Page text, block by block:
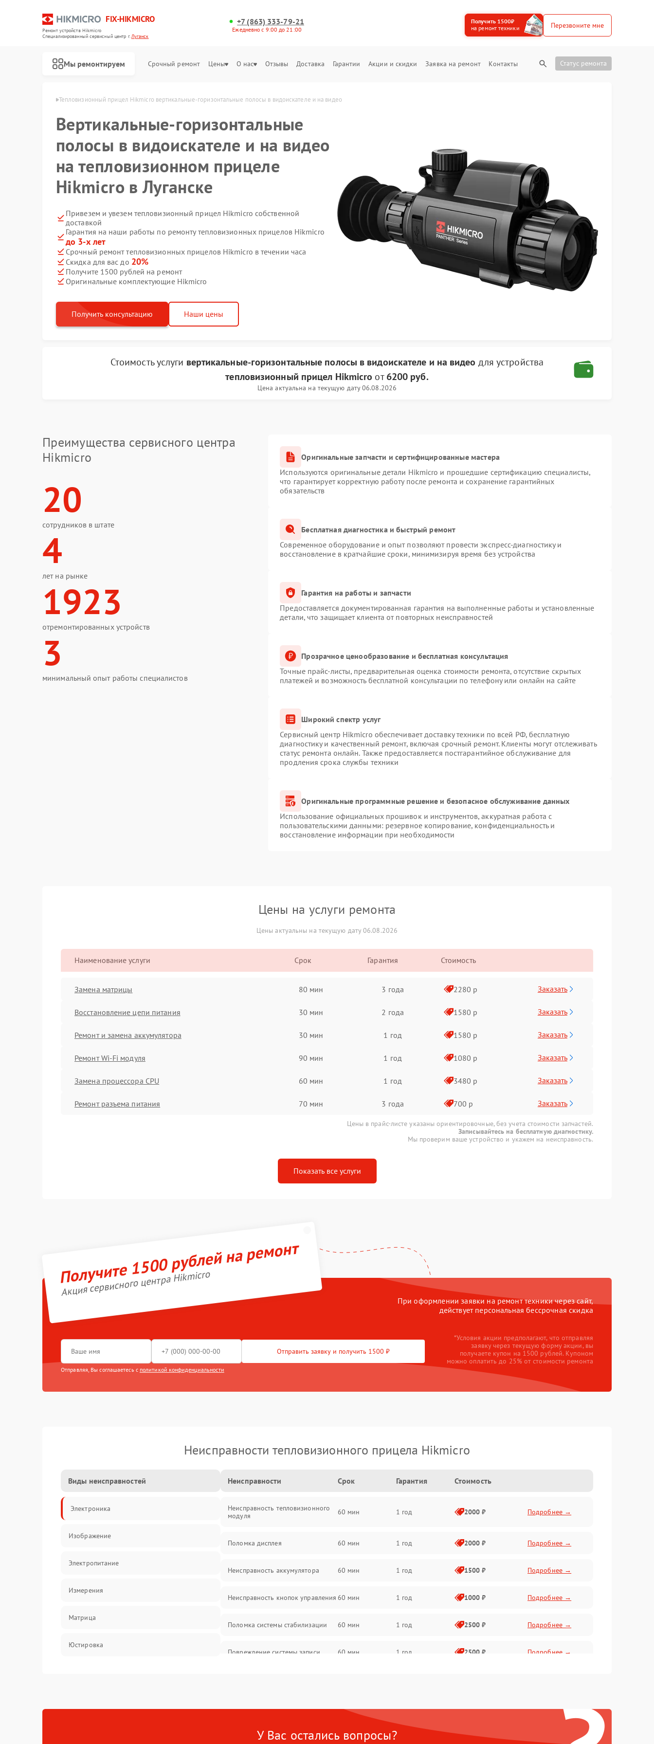
FIX-HIKMICRO
Ремонт устройств Hikmicro
Специализированный cервисный центр г.Луганск
+7 (863) 333-79-21
Ежедневно с 9:00 до 21:00
Получить 1500₽
на ремонт техники
Перезвоните мне
Мы ремонтируем Срочный ремонт Цены О нас Отзывы Доставка Гарантии Акции и скидки Заявка на ремонт Контакты Статус ремонта
Тепловизионный прицел Hikmicro вертикальные-горизонтальные полосы в видоискателе и на видео
Вертикальные-горизонтальные
полосы в видоискателе и на видео
на тепловизионном прицеле
Hikmicro в Луганске
Привезем и увезем тепловизионный прицел Hikmicro собственной
доставкой
Гарантия на наши работы по ремонту тепловизионных прицелов Hikmicro
до 3-х лет
Срочный ремонт тепловизионных прицелов Hikmicro в течении часа
Скидка для вас до 20%
Получите 1500 рублей на ремонт
Оригинальные комплектующие Hikmicro
Получить консультацию Наши цены
Стоимость услуги вертикальные-горизонтальные полосы в видоискателе и на видео для устройства
тепловизионный прицел Hikmicro от6200 руб.
Цена актуальна на текущую дату 06.08.2026
Преимущества сервисного центра
Hikmicro
20
сотрудников в штате
4
лет на рынке
1923
отремонтированных устройств
3
минимальный опыт работы специалистов
Оригинальные запчасти и сертифицированные мастера
Используются оригинальные детали Hikmicro и прошедшие сертификацию специалисты,
что гарантирует корректную работу после ремонта и сохранение гарантийных
обязательств
Бесплатная диагностика и быстрый ремонт
Современное оборудование и опыт позволяют провести экспресс-диагностику и
восстановление в кратчайшие сроки, минимизируя время без устройства
Гарантия на работы и запчасти
Предоставляется документированная гарантия на выполненные работы и установленные
детали, что защищает клиента от повторных неисправностей
Прозрачное ценообразование и бесплатная консультация
Точные прайс-листы, предварительная оценка стоимости ремонта, отсутствие скрытых
платежей и возможность бесплатной консультации по телефону или онлайн на сайте
Широкий спектр услуг
Сервисный центр Hikmicro обеспечивает доставку техники по всей РФ, бесплатную
диагностику и качественный ремонт, включая срочный ремонт. Клиенты могут отслеживать
статус ремонта онлайн. Также предоставляется постгарантийное обслуживание для
продления срока службы техники
Оригинальные программные решение и безопасное обслуживание данных
Использование официальных прошивок и инструментов, аккуратная работа с
пользовательскими данными: резервное копирование, конфиденциальность и
восстановление информации при необходимости
Цены на услуги ремонта
Цены актуальны на текущую дату 06.08.2026
Наименование услуги Срок Гарантия Стоимость
Замена матрицы 80 мин 3 года 2280 р Заказать
Восстановление цепи питания 30 мин 2 года 1580 р Заказать
Ремонт и замена аккумулятора 30 мин 1 год 1580 р Заказать
Ремонт Wi-Fi модуля 90 мин 1 год 1080 р Заказать
Замена процессора CPU 60 мин 1 год 3480 р Заказать
Ремонт разъема питания 70 мин 3 года 700 р Заказать
Цены в прайс-листе указаны ориентировочные, без учета стоимости запчастей.
Записывайтесь на бесплатную диагностику.
Мы проверим ваше устройство и укажем на неисправность.
Показать все услуги
Получите 1500 рублей на ремонт
Акция сервисного центра Hikmicro
При оформлении заявки на ремонт техники через сайт,
действует персональная бессрочная скидка
Отправить заявку и получить 1500 ₽
Отправляя, Вы соглашаетесь с политикой конфиденциальности
*Условия акции предполагают, что отправляя
заявку через текущую форму акции, вы
получаете купон на 1500 рублей. Купоном
можно оплатить до 25% от стоимости ремонта
Неисправности тепловизионного прицела Hikmicro
Виды неисправностей
Электроника
Изображение
Электропитание
Измерения
Матрица
Юстировка
Неисправности Срок Гарантия Стоимость
Неисправность тепловизионного
модуля
60 мин 1 год 2000 ₽ Подробнее →
Поломка дисплея 60 мин 1 год 2000 ₽ Подробнее →
Неисправность аккумулятора 60 мин 1 год 1500 ₽ Подробнее →
Неисправность кнопок управления 60 мин 1 год 1000 ₽ Подробнее →
Поломка системы стабилизации 60 мин 1 год 2500 ₽ Подробнее →
Повреждение системы записи 60 мин 1 год 2500 ₽ Подробнее →
Повреждение системы защиты от
перегрузок
60 мин 1 год 1500 ₽
У Вас остались вопросы?